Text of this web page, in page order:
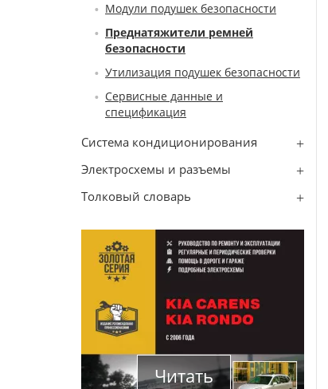
Модули подушек безопасности
Преднатяжители ремней
безопасности
Утилизация подушек безопасности
Сервисные данные и
спецификация
Система кондиционирования
Электросхемы и разъемы
Толковый словарь
Читать